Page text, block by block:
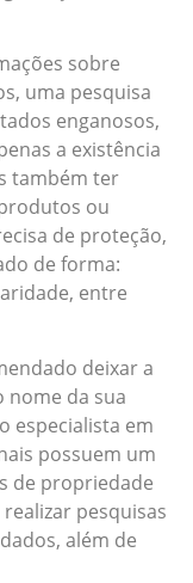
sobre
uma pesquisa
enganosos,
a existência
também ter
ou
de proteção,
de forma:
entre
deixar a
nome da sua
especialista em
possuem um
de propriedade
pesquisas
além de